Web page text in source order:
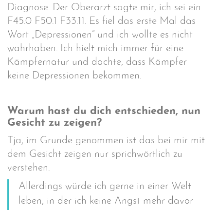
Diagnose. Der Oberarzt sagte mir, ich sei ein
F45.0 F50.1 F33.11. Es fiel das erste Mal das
Wort „Depressionen“ und ich wollte es nicht
wahrhaben. Ich hielt mich immer für eine
Kämpfernatur und dachte, dass Kämpfer
keine Depressionen bekommen.
Warum hast du dich entschieden, nun
Gesicht zu zeigen?
Tja, im Grunde genommen ist das bei mir mit
dem Gesicht zeigen nur sprichwörtlich zu
verstehen.
Allerdings würde ich gerne in einer Welt
leben, in der ich keine Angst mehr davor